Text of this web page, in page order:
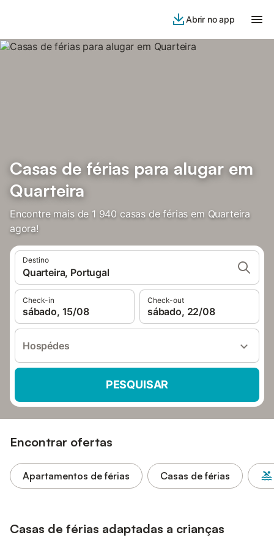
Abrir no app
Casas de férias para alugar em
Quarteira
Encontre mais de 1 940 casas de férias em Quarteira
agora!
Destino
Quarteira, Portugal
Check-in
sábado, 15/08
Check-out
sábado, 22/08
Hospédes
PESQUISAR
Encontrar ofertas
Apartamentos de férias Casas de férias
Casas de férias adaptadas a crianças